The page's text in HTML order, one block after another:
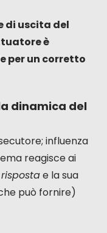
di uscita del
è
per un corretto
dinamica del
influenza
reagisce ai
e la sua
può fornire)